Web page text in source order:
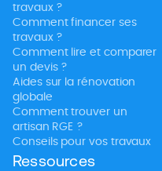
travaux ?
Comment financer ses
travaux ?
Comment lire et comparer
un devis ?
Aides sur la rénovation
globale
Comment trouver un
artisan RGE ?
Conseils pour vos travaux
Ressources